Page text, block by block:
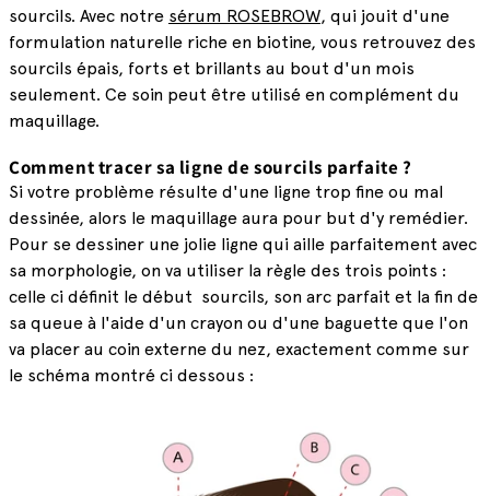
sourcils. Avec notre sérum ROSEBROW, qui jouit d'une
formulation naturelle riche en biotine, vous retrouvez des
sourcils épais, forts et brillants au bout d'un mois
seulement. Ce soin peut être utilisé en complément du
maquillage.
Comment tracer sa ligne de sourcils parfaite ?
Si votre problème résulte d'une ligne trop fine ou mal
dessinée, alors le maquillage aura pour but d'y remédier.
Pour se dessiner une jolie ligne qui aille parfaitement avec
sa morphologie, on va utiliser la règle des trois points :
celle ci définit le début sourcils, son arc parfait et la fin de
sa queue à l'aide d'un crayon ou d'une baguette que l'on
va placer au coin externe du nez, exactement comme sur
le schéma montré ci dessous :